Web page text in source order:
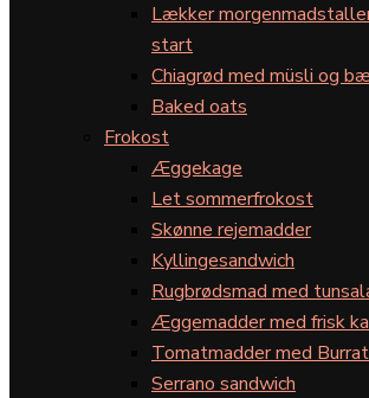
Lækker
start
Chiagrød med müsli og
Baked oats
Frokost
Æggekage
Let sommerfrokost
Skønne rejemadder
Kyllingesandwich
Rugbrødsmad med
Æggemadder med frisk
Tomatmadder med
Serrano sandwich